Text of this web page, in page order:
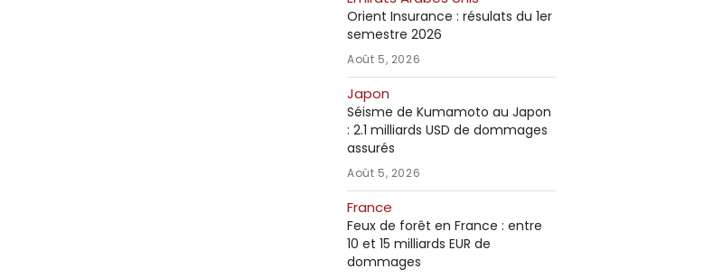
Orient Insurance : résulats du 1er
semestre 2026
Août 5, 2026
Japon
Séisme de Kumamoto au Japon
: 2.1 milliards USD de dommages
assurés
Août 5, 2026
France
Feux de forêt en France : entre
10 et 15 milliards EUR de
dommages